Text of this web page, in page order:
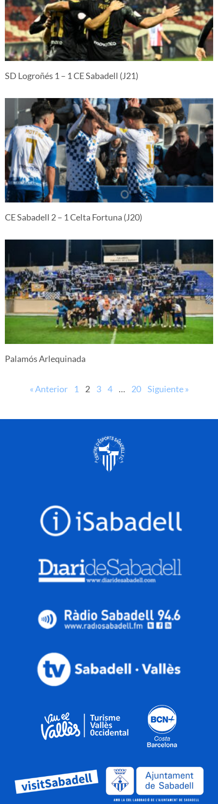
SD Logroñés 1 – 1 CE Sabadell (J21)
CE Sabadell 2 – 1 Celta Fortuna (J20)
Palamós Arlequinada
« Anterior 1 2 3 4 … 20 Siguiente »